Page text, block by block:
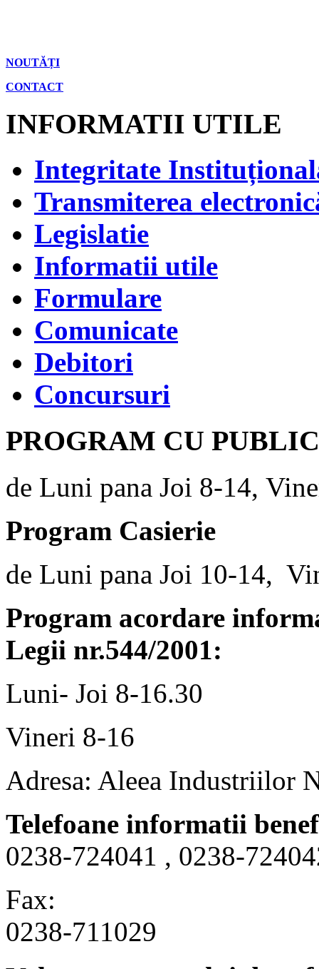
NOUTĂȚI
CONTACT
INFORMATII UTILE
Integritate
Transmiterea
Legislatie
Informatii utile
Formulare
Comunicate
Debitori
Concursuri
PROGRAM CU
de Luni pana Joi 8-14,
Program Casierie
de Luni pana Joi 10-14,
Program acordare
Legii nr.544/2001:
Luni- Joi 8-16.30
Vineri 8-16
Adresa: Aleea Industriilor
Telefoane informatii
0238-724041 , 0238-
Fax:
0238-711029